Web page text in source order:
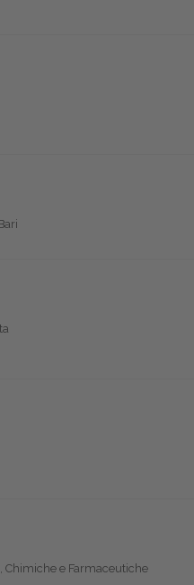
Chimiche e Farmaceutiche